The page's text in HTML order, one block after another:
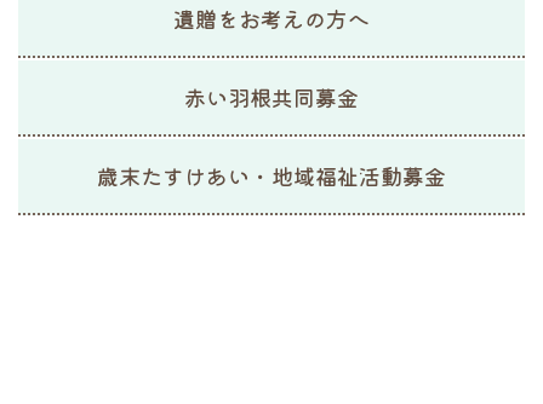
遺贈をお考えの方へ
赤い羽根共同募金
歳末たすけあい・地域福祉活動募金